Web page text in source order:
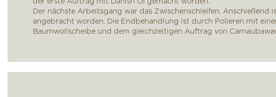
Der nächste Arbeitsgang war das Zwischenschleifen. Anschießend
angebracht worden. Die Endbehandlung ist durch Polieren mit
Baumwollscheibe und dem gleichzeitigen Auftrag von